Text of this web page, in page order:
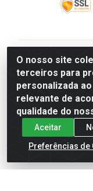
O nosso site
terceiros para
personalizada
relevante de
qualidade do
Aceitar
Preferências de
V. C. Ferragens
Bandeira, Rio
Todas as
prazos de
válidos
estoque